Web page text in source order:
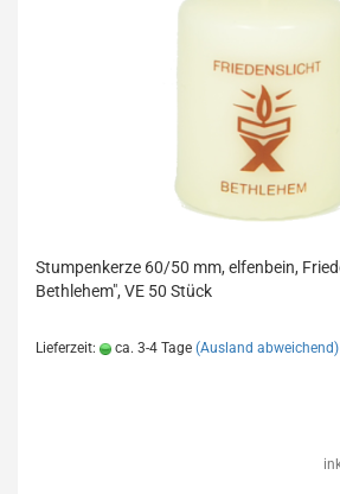
Stumpenkerze 60/50 mm, elfenbein,
Bethlehem", VE 50 Stück
Lieferzeit: ca. 3-4 Tage (Ausland abweichend)